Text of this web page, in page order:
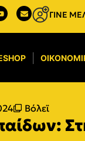
ΓΙΝΕ
Βόλεϊ